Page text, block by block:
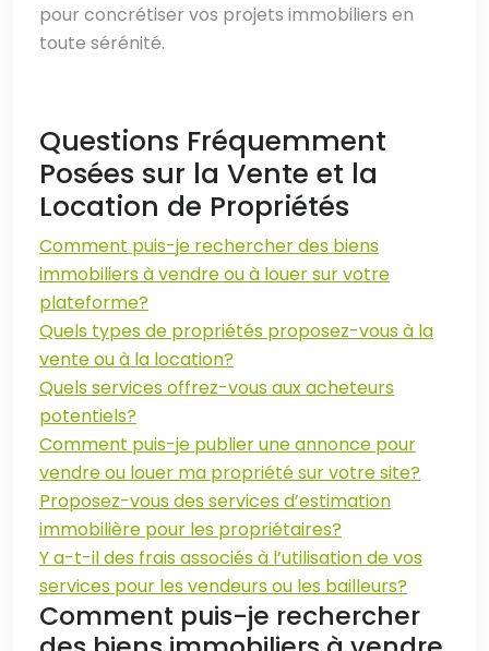
pour concrétiser vos projets immobiliers en
toute sérénité.
Questions Fréquemment
Posées sur la Vente et la
Location de Propriétés
Comment puis-je rechercher des biens
immobiliers à vendre ou à louer sur votre
plateforme?
Quels types de propriétés proposez-vous à la
vente ou à la location?
Quels services offrez-vous aux acheteurs
potentiels?
Comment puis-je publier une annonce pour
vendre ou louer ma propriété sur votre site?
Proposez-vous des services d’estimation
immobilière pour les propriétaires?
Y a-t-il des frais associés à l’utilisation de vos
services pour les vendeurs ou les bailleurs?
Comment puis-je rechercher